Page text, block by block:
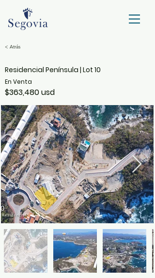
< Atrás
Residencial Península | Lot 10
En Venta
$363,480 usd